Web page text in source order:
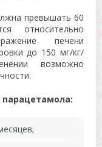
превышать 60
относительно
печени
до 150 мг/кг/
возможно